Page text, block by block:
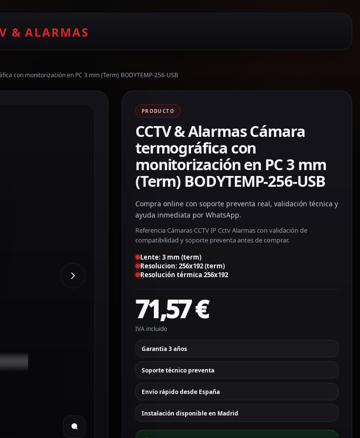
& ALARMAS
con monitorización en PC 3 mm (Term) BODYTEMP-256-USB
PRODUCTO
CCTV & Alarmas Cámara
termográfica con
monitorización en PC 3 mm
(Term) BODYTEMP-256-USB
Compra online con soporte preventa real, validación técnica y
ayuda inmediata por WhatsApp.
Referencia Cámaras CCTV IP Cctv Alarmas con validación de
compatibilidad y soporte preventa antes de comprar.
Lente: 3 mm (term)
Resolucion: 256x192 (term)
Resolución térmica 256x192
71,57€
IVA incluido
Garantía 3 años
Soporte técnico preventa
Envío rápido desde España
Instalación disponible en Madrid